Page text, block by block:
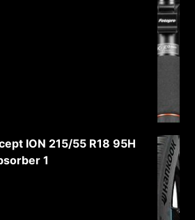
ION 215/55 R18 95H
1